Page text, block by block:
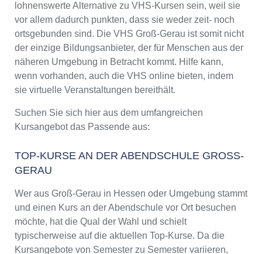
lohnenswerte Alternative zu VHS-Kursen sein, weil sie
vor allem dadurch punkten, dass sie weder zeit- noch
ortsgebunden sind. Die VHS Groß-Gerau ist somit nicht
der einzige Bildungsanbieter, der für Menschen aus der
näheren Umgebung in Betracht kommt. Hilfe kann,
wenn vorhanden, auch die VHS online bieten, indem
sie virtuelle Veranstaltungen bereithält.
Suchen Sie sich hier aus dem umfangreichen
Kursangebot das Passende aus:
TOP-KURSE AN DER ABENDSCHULE GROSS-G
ERAU
Wer aus Groß-Gerau in Hessen oder Umgebung stammt
und einen Kurs an der Abendschule vor Ort besuchen
möchte, hat die Qual der Wahl und schielt
typischerweise auf die aktuellen Top-Kurse. Da die
Kursangebote von Semester zu Semester variieren,